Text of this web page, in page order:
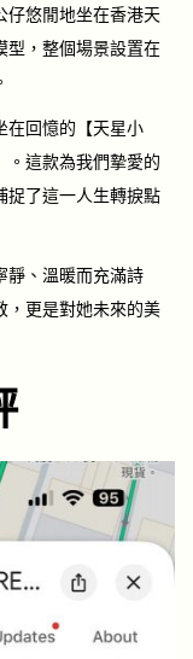
仔悠閒地坐在香港天
型，整個場景設置在
在回憶的【天星小
。這款為我們摯愛的
捉了這一人生轉捩點
靜、溫暖而充滿詩
，更是對她未來的美